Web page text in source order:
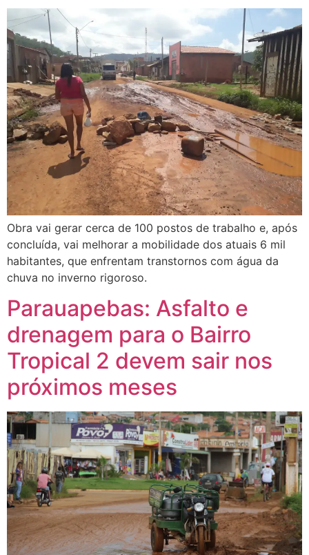
Obra vai gerar cerca de 100 postos de trabalho e, após
concluída, vai melhorar a mobilidade dos atuais 6 mil
habitantes, que enfrentam transtornos com água da
chuva no inverno rigoroso.
Parauapebas: Asfalto e
drenagem para o Bairro
Tropical 2 devem sair nos
próximos meses